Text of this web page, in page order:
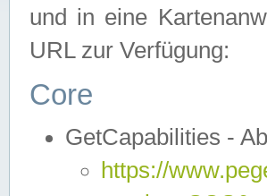
und in eine
URL zur Verfügung:
Core
GetCapabilities -
https://